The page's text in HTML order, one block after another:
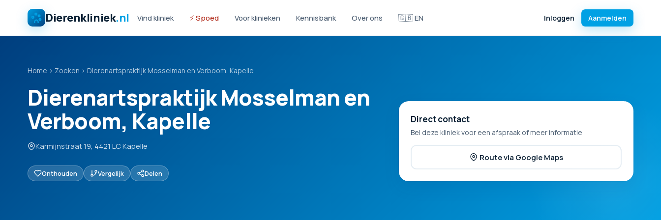
Dierenkliniek.nl Vind kliniek ⚡ Spoed Voor klinieken Kennisbank Over ons 🇬🇧 EN Inloggen Aanmelden
Home › Zoeken › Dierenartspraktijk Mosselman en Verboom, Kapelle
Dierenartspraktijk Mosselman en
Verboom, Kapelle
Karmijnstraat 19, 4421 LC Kapelle
Onthouden Vergelijk Delen
Direct contact
Bel deze kliniek voor een afspraak of meer informatie
Route via Google Maps